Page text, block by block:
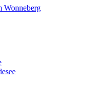
Wonneberg